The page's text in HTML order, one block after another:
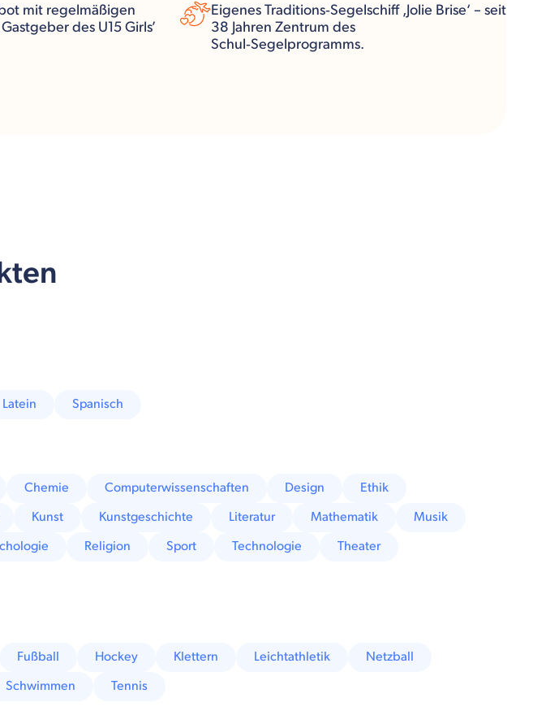
mit regelmäßigen
des U15 Girls’
Eigenes Traditions‑Segelschiff ‚Jolie Brise‘ – seit
38 Jahren Zentrum des
Schul‑Segelprogramms.
Latein Spanisch
Chemie Computerwissenschaften Design
Ethik
Kunst Kunstgeschichte Literatur Mathematik
Musik
Religion Sport Technologie
Theater
Fußball Hockey Klettern Leichtathletik
Netzball
Schwimmen Tennis